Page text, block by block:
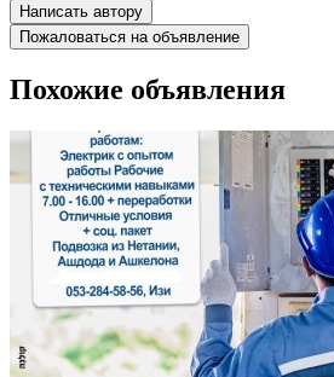
Написать автору
Пожаловаться на объявление
Похожие объявления